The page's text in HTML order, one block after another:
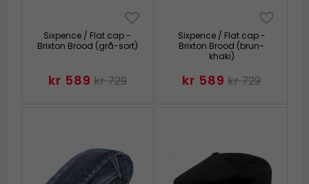
Sixpence / Flat cap -
Brixton Brood (grå-sort)
kr 589 kr 729
Sixpence / Flat cap -
Brixton Brood (brun-
khaki)
kr 589 kr 729